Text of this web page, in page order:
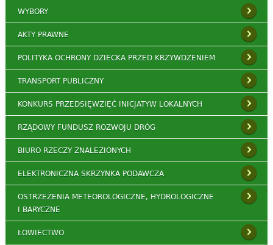
WYBORY
AKTY PRAWNE
POLITYKA OCHRONY DZIECKA PRZED KRZYWDZENIEM
TRANSPORT PUBLICZNY
KONKURS PRZEDSIĘWZIĘĆ INICJATYW LOKALNYCH
RZĄDOWY FUNDUSZ ROZWOJU DRÓG
BIURO RZECZY ZNALEZIONYCH
ELEKTRONICZNA SKRZYNKA PODAWCZA
OSTRZEŻENIA METEOROLOGICZNE, HYDROLOGICZNE
I BARYCZNE
ŁOWIECTWO